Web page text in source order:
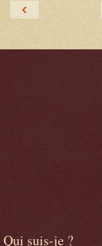
‹
Qui suis-je ?